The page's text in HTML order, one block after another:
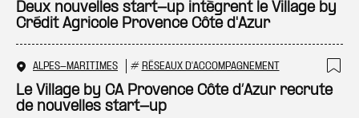
Deux nouvelles start-up intègrent le Village by
Crédit Agricole Provence Côte d'Azur
ALPES-MARITIMES # RÉSEAUX D'ACCOMPAGNEMENT
Le Village by CA Provence Côte d’Azur recrute
de nouvelles start-up